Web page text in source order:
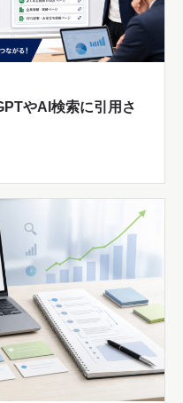
やAI検索に引用さ